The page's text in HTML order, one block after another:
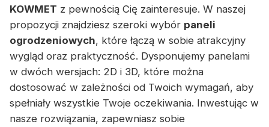
KOWMET z pewnością Cię zainteresuje. W naszej
propozycji znajdziesz szeroki wybór paneli
ogrodzeniowych, które łączą w sobie atrakcyjny
wygląd oraz praktyczność. Dysponujemy panelami
w dwóch wersjach: 2D i 3D, które można
dostosować w zależności od Twoich wymagań, aby
spełniały wszystkie Twoje oczekiwania. Inwestując w
nasze rozwiązania, zapewniasz sobie